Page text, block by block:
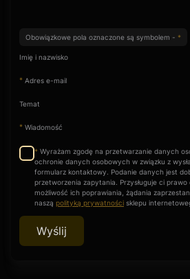
Obowiązkowe pola oznaczone są symbolem - *
Imię i nazwisko
* Adres e-mail
Temat
* Wiadomość
* Wyrażam zgodę na przetwarzanie danych
ochronie danych osobowych w związku z
formularz kontaktowy. Podanie danych jest
przetworzenia zapytania. Przysługuje ci
możliwość ich poprawiania, żądania
naszą polityką prywatności sklepu
Wyślij